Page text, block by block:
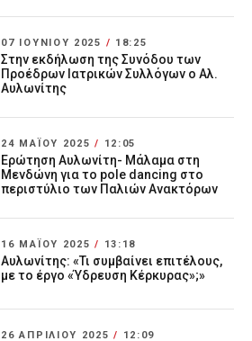
07 ΙΟΥΝΊΟΥ 2025 / 18:25
Στην εκδήλωση της Συνόδου των
Προέδρων Ιατρικών Συλλόγων ο Αλ.
Αυλωνίτης
24 ΜΑΪ́ΟΥ 2025/ 12:05
Ερώτηση Αυλωνίτη- Μάλαμα στη
Μενδώνη για το pole dancing στο
περιστύλιο των Παλιών Ανακτόρων
16 ΜΑΪ́ΟΥ 2025/ 13:18
Αυλωνίτης: «Τι συμβαίνει επιτέλους,
με το έργο «Ύδρευση Κέρκυρας»;»
26 ΑΠΡΙΛΊΟΥ 2025/ 12:09